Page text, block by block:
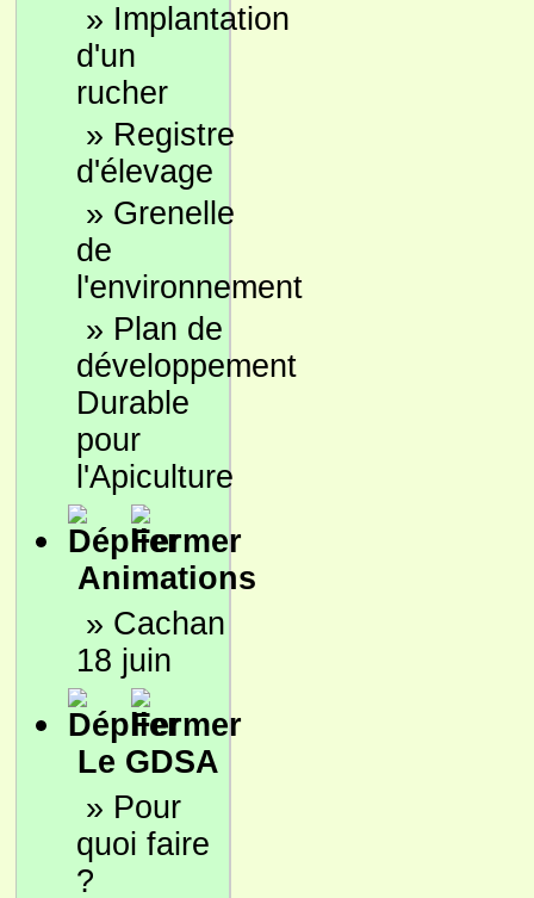
» Implantation
d'un
rucher
» Registre
d'élevage
» Grenelle
de
l'environnement
» Plan de
développement
Durable
pour
l'Apiculture
Animations
» Cachan
18 juin
Le GDSA
» Pour
quoi faire
?